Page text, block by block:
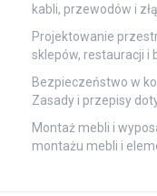
kabli, przewodów i
Projektowanie
sklepów, restauracji i
Bezpieczeństwo w
Zasady i przepisy
Montaż mebli i
montażu mebli i